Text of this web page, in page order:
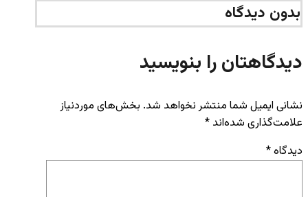
بدون دیدگاه
دیدگاهتان را بنویسید
نشانی ایمیل شما منتشر نخواهد شد. بخش‌های موردنیاز
علامت‌گذاری شده‌اند *
دیدگاه*